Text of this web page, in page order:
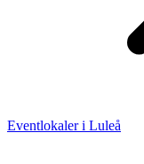
Eventlokaler i Luleå